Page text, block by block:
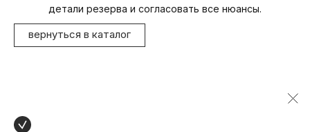
детали резерва и согласовать все нюансы.
вернуться в каталог